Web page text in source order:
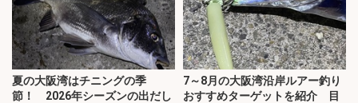
夏の大阪湾はチニングの季
節！ 2026年シーズンの出だし
7～8月の大阪湾沿岸ルアー釣り
おすすめターゲットを紹介 目